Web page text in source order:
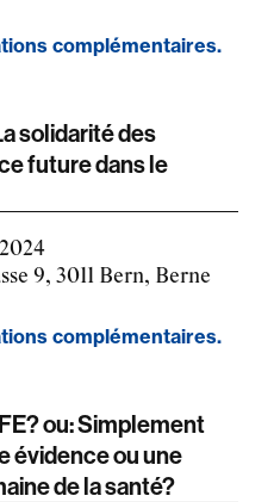
complémentaires.
solidarité des
future dans le
9, 3011 Bern, Berne
complémentaires.
ou: Simplement
évidence ou une
de la santé?